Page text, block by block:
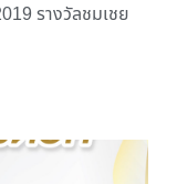
รางวัลชมเชย